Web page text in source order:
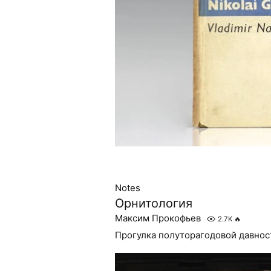
Notes
Орнитология
Максим Прокофьев 2.7K 🔥
Прогулка полуторагодовой